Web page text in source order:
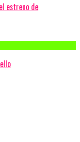
estreno de